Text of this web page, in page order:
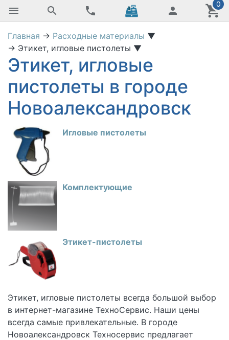
0
Главная → Расходные материалы ▼
→ Этикет, игловые пистолеты ▼
Этикет, игловые
пистолеты в городе
Новоалександровск
Игловые пистолеты
Комплектующие
Этикет-пистолеты
Этикет, игловые пистолеты всегда большой выбор
в интернет-магазине ТехноСервис. Наши цены
всегда самые привлекательные. В городе
Новоалександровск Техносервис предлагает